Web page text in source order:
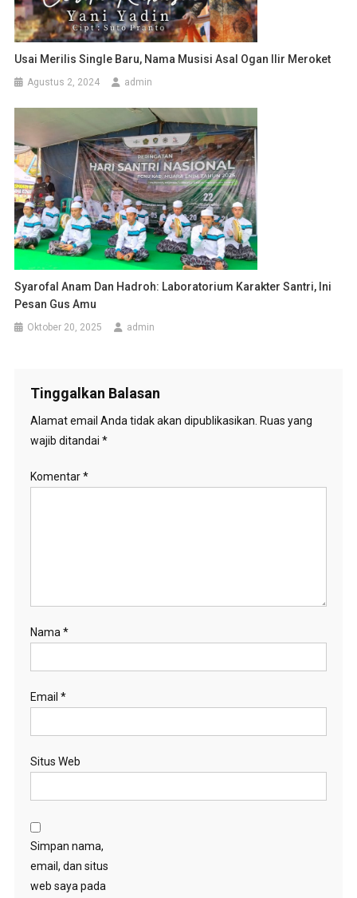
Usai Merilis Single Baru, Nama Musisi Asal Ogan Ilir Meroket
Agustus 2, 2024 admin
Syarofal Anam Dan Hadroh: Laboratorium Karakter Santri, Ini
Pesan Gus Amu
Oktober 20, 2025 admin
Tinggalkan Balasan
Alamat email Anda tidak akan dipublikasikan. Ruas yang
wajib ditandai *
Komentar*
Nama *
Email *
Situs Web
Simpan nama,
email, dan situs
web saya pada